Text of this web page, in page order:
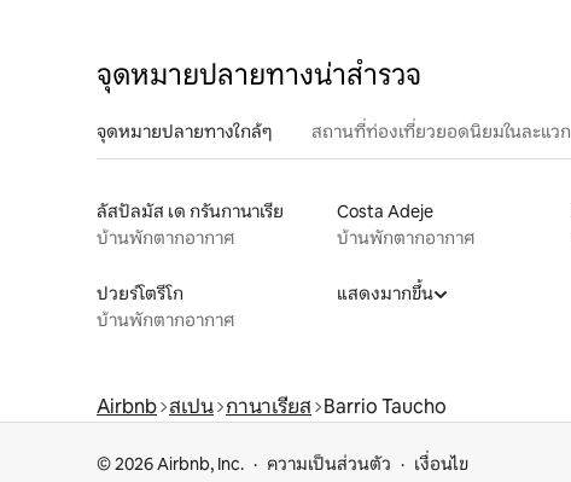
จุดหมายปลายทางน่าสำรวจ
จุดหมายปลายทางใกล้ๆ สถานที่ท่องเที่ยวยอดนิยมในละแวก
ลัสปัลมัส เด กรันกานาเรีย
บ้านพักตากอากาศ
Costa Adeje
บ้านพักตากอากาศ
ปวยร์โตรีโก
บ้านพักตากอากาศ
แสดงมากขึ้น
Airbnb สเปน กานาเรียส Barrio Taucho
© 2026 Airbnb, Inc. ความเป็นส่วนตัว เงื่อนไข